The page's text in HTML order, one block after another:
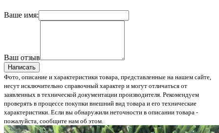
Ваше имя:
Ваш отзыв
Написать
Фото, описание и характеристики товара, представленные на нашем сайте,
несут исключительно справочный характер и могут отличаться от
заявленных в технической документации производителя. Рекомендуем
проверять в процессе покупки внешний вид товара и его технические
характеристики. Если вы обнаружили неточности в описании товара -
пожалуйста, сообщите нам об этом.